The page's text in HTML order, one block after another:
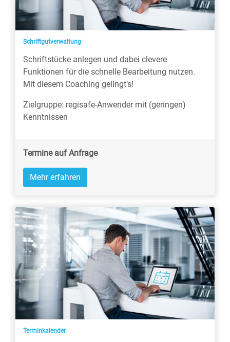
Schriftgutverwaltung
Schriftstücke anlegen und dabei clevere
Funktionen für die schnelle Bearbeitung nutzen.
Mit diesem Coaching gelingt’s!
Zielgruppe: regisafe-Anwender mit (geringen)
Kenntnissen
Termine auf Anfrage
Mehr erfahren
Terminkalender